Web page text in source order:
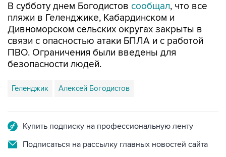
В субботу днем Богодистов сообщал, что все
пляжи в Геленджике, Кабардинском и
Дивноморском сельских округах закрыты в
связи с опасностью атаки БПЛА и с работой
ПВО. Ограничения были введены для
безопасности людей.
Геленджик Алексей Богодистов
Купить подписку на профессиональную ленту
Подписаться на рассылку главных новостей сайта